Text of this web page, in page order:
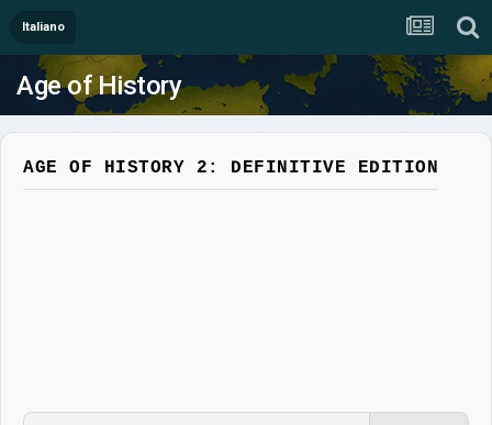
Italiano
Age of History
AGE OF HISTORY 2: DEFINITIVE EDITION